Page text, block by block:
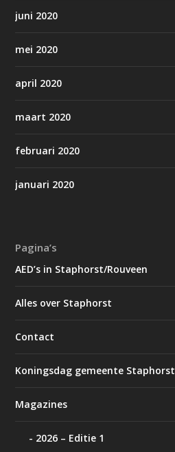
juni 2020
mei 2020
april 2020
maart 2020
februari 2020
januari 2020
Pagina’s
AED’s in Staphorst/Rouveen
Alles over Staphorst
Contact
Koningsdag gemeente Staphorst
Magazines
2026 – Editie 1